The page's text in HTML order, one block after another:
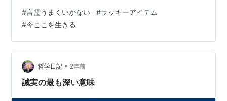
『３８』→『１１』→『２』なんですね。なので、『３
８』と『１１』を見ることができると、気分がちょっと
上がります♪ほかにも自分にまつわる数字を見かけたり、
ゾロ目を見かけるとちょっと気分が上がります。つま
り、わたしの気分がちょっと上がる「ラッキーアイテ
ム」が、そのへんにたくさんあるんです☺ 今日、外を
#言霊うまくいかない #ラッキーアイテム
#今ここを生きる
哲学日記 • 2年前
誠実の最も深い意味